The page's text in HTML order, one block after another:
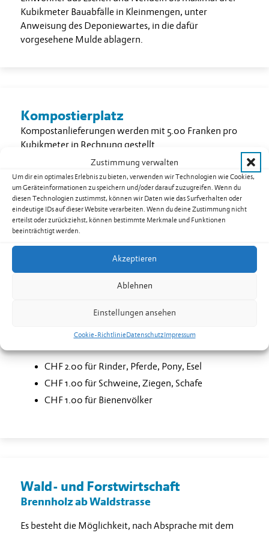
Zustimmung verwalten
Um dir ein optimales Erlebnis zu bieten, verwenden wir Technologien wie Cookies,
um Geräteinformationen zu speichern und/oder darauf zuzugreifen. Wenn du
diesen Technologien zustimmst, können wir Daten wie das Surfverhalten oder
eindeutige IDs auf dieser Website verarbeiten. Wenn du deine Zustimmung nicht
erteilst oder zurückziehst, können bestimmte Merkmale und Funktionen
beeinträchtigt werden.
Akzeptieren
Ablehnen
Einstellungen ansehen
Cookie-RichtlinieDatenschutzImpressum
Kubikmeter Bauabfälle in Kleinmengen, unter
Anweisung des Deponiewartes, in die dafür
vorgesehene Mulde ablagern.
Kompostierplatz
Kompostanlieferungen werden mit 5.00 Franken pro
Kubikmeter in Rechnung gestellt.
Komposterde wird mit 30.25 Franken pro Kubikmeter in
Rechnung gestellt. Die Rechnungsstellung erfolgt
durch die Firma Wilhelm Büchel AG, Gamprin-Bendern.
Tierseuchenfonds
Jedem Besitzer von Gross- und Kleintieren im
Beitrag in Rechnung gestellt, der an den
Liechtensteinische Tierseuchefonds weiterverrechnet
CHF 2.00 für Rinder, Pferde, Pony, Esel
CHF 1.00 für Schweine, Ziegen, Schafe
CHF 1.00 für Bienenvölker
Wald- und Forstwirtschaft
Brennholz ab Waldstrasse
Es besteht die Möglichkeit, nach Absprache mit dem